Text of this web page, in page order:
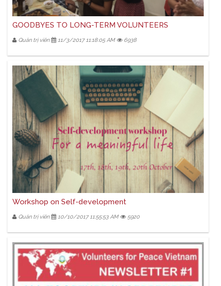
GOODBYES TO LONG-TERM VOLUNTEERS
Quản trị viên 11/3/2017 11:18:05 AM 6938
Workshop on Self-development
Quản trị viên 10/10/2017 11:55:53 AM 5920